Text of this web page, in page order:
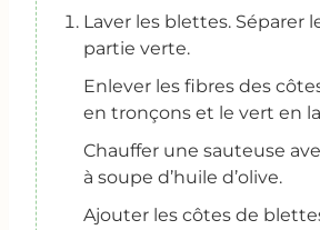
Laver les blettes. Séparer
partie verte.
Enlever les fibres des
en tronçons et le vert en
Chauffer une sauteuse
à soupe d’huile d’olive.
Ajouter les côtes de